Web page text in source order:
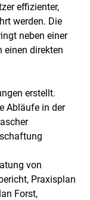
effizienter,
werden. Die
neben einer
einen direkten
erstellt.
Abläufe in der
von
Praxisplan
Forst,